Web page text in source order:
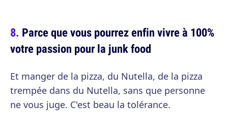
Parce que vous pourrez enfin vivre à 100%
votre passion pour la junk food
Et manger de la pizza, du Nutella, de la pizza
trempée dans du Nutella, sans que personne
ne vous juge. C'est beau la tolérance.